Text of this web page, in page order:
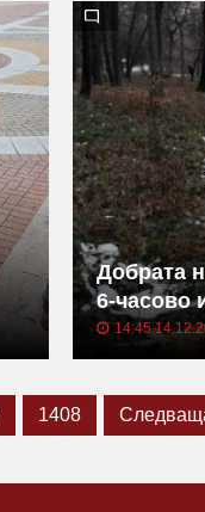
Добрата
6-часово
14:45
1408